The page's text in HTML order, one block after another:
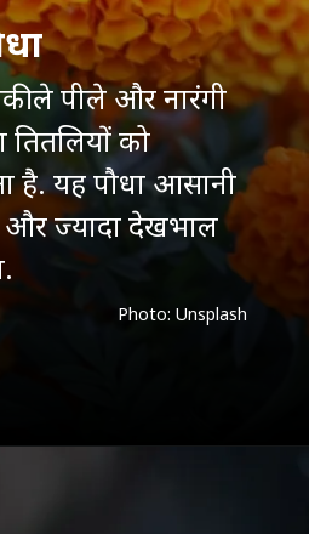
पीले और नारंगी
को
है. यह पौधा आसानी
और ज्यादा देखभाल
Photo: Unsplash